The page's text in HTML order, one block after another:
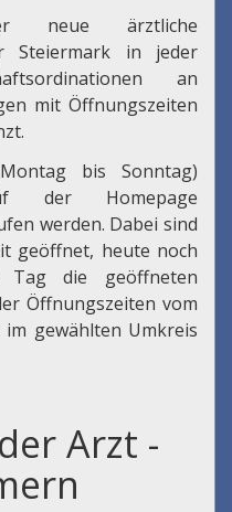
neue ärztliche
Steiermark in jeder
an
mit Öffnungszeiten
bis Sonntag)
der Homepage
werden. Dabei sind
geöffnet, heute noch
Tag die geöffneten
Öffnungszeiten vom
gewählten Umkreis
Arzt -